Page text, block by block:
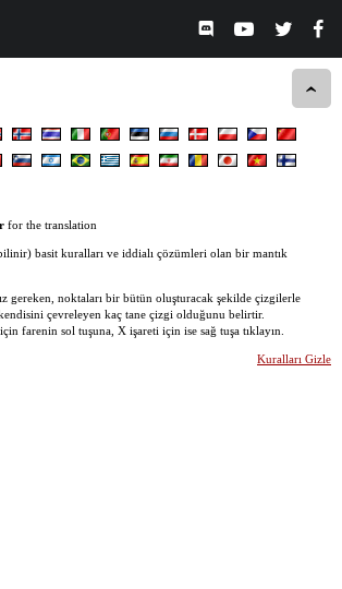
for the translation
basit kuralları ve iddialı çözümleri olan bir mantık
gereken, noktaları bir bütün oluşturacak şekilde çizgilerle
çevreleyen kaç tane çizgi olduğunu belirtir.
farenin sol tuşuna, X işareti için ise sağ tuşa tıklayın.
Kuralları Gizle